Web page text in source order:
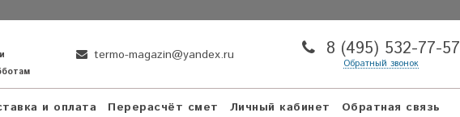
termo-magazin@yandex.ru 8 (495) 532-77-57
Обратный звонок
и оплата Перерасчёт смет Личный кабинет Обратная связь